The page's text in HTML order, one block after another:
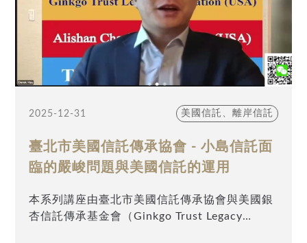
並透過專案人員持續跟催執行進度，
於過程中即時辨識、記錄並預估可能產生的稅務
與法律風險，
預先備妥因應方案與支持文件，以降低整體不確
定性。
跨境傳承牽涉不同國家與地區的稅制、法律與監
本質上即伴隨一定風險。
唯有在籌劃工作者與當事人之間建立充分的默契
與信賴，
方能避免因經驗不足而貿然進行，導致不可逆的
後果。
2025-12-31 美國信託、離岸信託
臺北市美國信託傳承協會 - 小島信託面
臨的嚴峻問題與美國信託的運用
本系列講座由臺北市美國信託傳承協會與美國銀
杏信託傳承基金會（Ginkgo Trust Legacy